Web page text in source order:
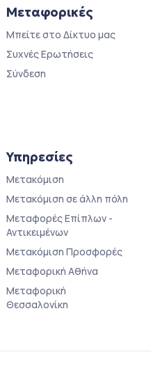
Μεταφορικές
Μπείτε στο Δίκτυο μας
Συχνές Ερωτήσεις
Σύνδεση
Υπηρεσίες
Μετακόμιση
Μετακόμιση σε άλλη πόλη
Μεταφορές Επίπλων -
Αντικειμένων
Μετακόμιση Προσφορές
Μεταφορική Αθήνα
Μεταφορική
Θεσσαλονίκη